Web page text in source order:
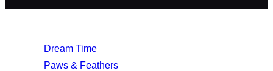
Dream Time
Paws & Feathers